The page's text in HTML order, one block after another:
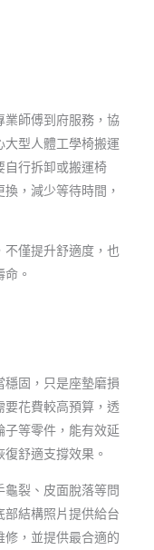
業師傅到府服務，協
大型人體工學椅搬運
自行拆卸或搬運椅
，減少等待時間，
僅提升舒適度，也
。
固，只是座墊磨損
要花費較高預算，透
子等零件，能有效延
舒適支撐效果。
裂、皮面脫落等問
結構照片提供給台
，並提供最合適的